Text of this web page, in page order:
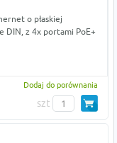
o płaskiej
DIN, z 4x portami PoE+
Dodaj do porównania
szt